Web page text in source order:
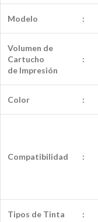
Modelo :
Volumen de
Cartucho
de Impresión
:
Color :
Compatibilidad :
Tipos de Tinta :